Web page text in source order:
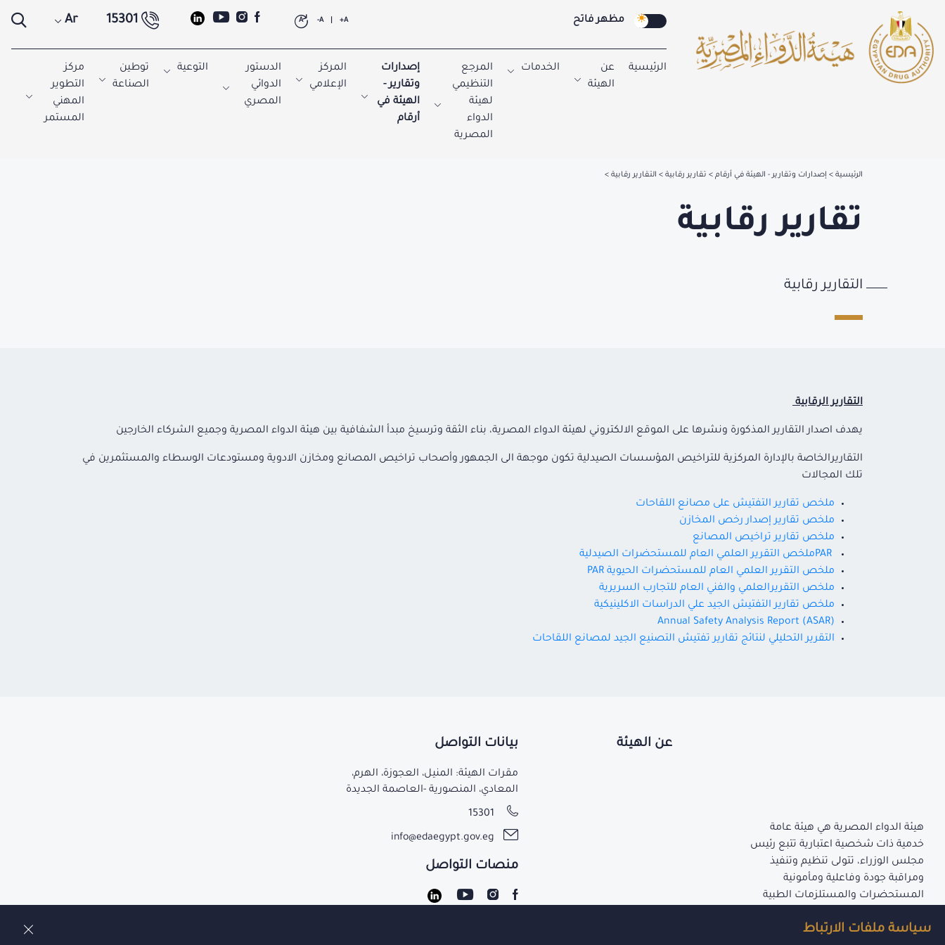
سياسة ملفات الارتباط
مظهر فاتح A+
A-
A
15301
Ar
الرئيسية
عن
الهيئة
الخدمات
المرجع
التنظيمي
لهيئة
الدواء
المصرية
إصدارات
وتقارير -
الهيئة في
أرقام
المركز
الإعلامي
الدستور
الدوائي
المصري
التوعية
توطين
الصناعة
مركز
التطوير
المهني
المستمر
الرئيسية إصدارات وتقارير - الهيئة في أرقام تقارير رقابية التقارير رقابية
تقارير رقابية
التقارير رقابية
التقارير الرقابية
يهدف اصدار التقارير المذكورة ونشرها على الموقع الالكتروني لهيئة الدواء المصرية، بناء الثقة وترسيخ مبدأ الشفافية بين هيئة الدواء المصرية وجميع الشركاء الخارجين
التقاريرالخاصة بالإدارة المركزية للتراخيص المؤسسات الصيدلية تكون موجهة الى الجمهور وأصحاب تراخيص المصانع ومخازن الادوية ومستودعات الوسطاء والمستثمرين في
تلك المجالات
ملخص تقارير التفتيش على مصانع اللقاحات
ملخص تقارير إصدار رخص المخازن
ملخص تقارير تراخيص المصانع
ملخص التقرير العلمي العام للمستحضرات الحيوية PAR
ملخص التقريرالعلمي والفني العام للتجارب السريرية
ملخص تقارير التفتيش الجيد علي الدراسات الاكلينيكية
Annual Safety Analysis Report (ASAR)
التقرير التحليلي لنتائج تقارير تفتيش التصنيع الجيد لمصانع اللقاحات
هيئة الدواء المصرية هي هيئة عامة
خدمية ذات شخصية اعتبارية تتبع رئيس
مجلس الوزراء، تتولى تنظيم وتنفيذ
ومراقبة جودة وفاعلية ومأمونية
المستحضرات والمستلزمات الطبية
الهيئة.
عن الهيئة بيانات التواصل
مقرات الهيئة: المنيل، العجوزة، الهرم،
المعادي، المنصورية -العاصمة الجديدة
15301
info@edaegypt.gov.eg
منصات التواصل